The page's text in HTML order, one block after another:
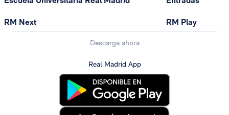
RM Next RM Play
Descarga ahora
Real Madrid App